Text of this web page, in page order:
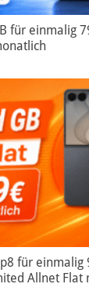
für einmalig
für einmalig
Allnet Flat